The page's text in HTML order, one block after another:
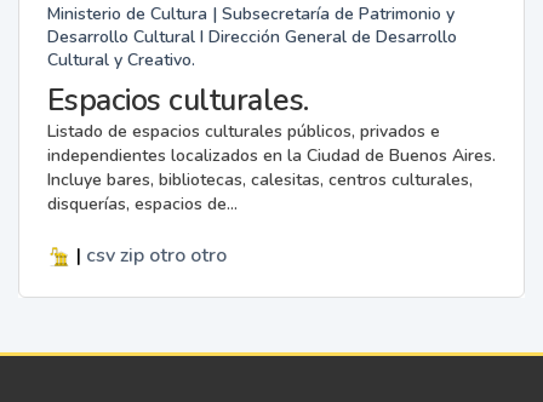
Ministerio de Cultura | Subsecretaría de Patrimonio y
Desarrollo Cultural I Dirección General de Desarrollo
Cultural y Creativo.
Espacios culturales.
Listado de espacios culturales públicos, privados e
independientes localizados en la Ciudad de Buenos Aires.
Incluye bares, bibliotecas, calesitas, centros culturales,
disquerías, espacios de...
| csv zip otro otro